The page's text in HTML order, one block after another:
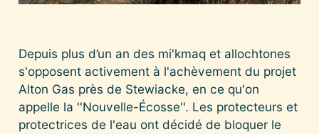
Depuis plus d’un an des mi'kmaq et allochtones
s'opposent activement à l'achèvement du projet
Alton Gas près de Stewiacke, en ce qu'on
appelle la ''Nouvelle-Écosse''. Les protecteurs et
protectrices de l'eau ont décidé de bloquer le